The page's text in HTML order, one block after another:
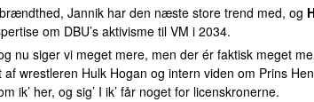
Jannik har den næste store trend med, og
om DBU’s aktivisme til VM i 2034.
nu siger vi meget mere, men der ér faktisk meget
wrestleren Hulk Hogan og intern viden om Prins
ik’ her, og sig’ I ik’ får noget for licenskronerne.